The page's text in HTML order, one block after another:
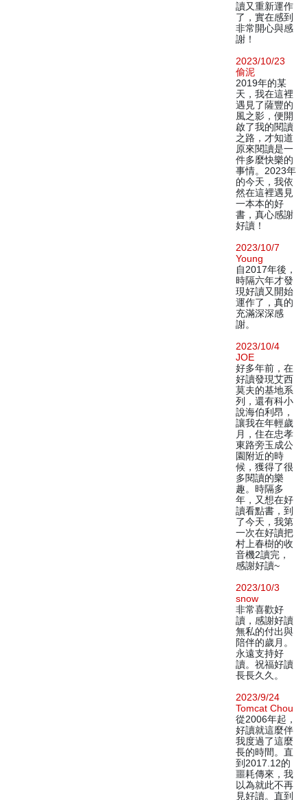
讀又重新運作
了，實在感到
非常開心與感
謝！
2023/10/23
偷泥
2019年的某
天，我在這裡
遇見了薩豐的
風之影，便開
啟了我的閱讀
之路，才知道
原來閱讀是一
件多麼快樂的
事情。2023年
的今天，我依
然在這裡遇見
一本本的好
書，真心感謝
好讀！
2023/10/7
Young
自2017年後，
時隔六年才發
現好讀又開始
運作了，真的
充滿深深感
謝。
2023/10/4
JOE
好多年前，在
好讀發現艾西
莫夫的基地系
列，還有科小
說海伯利昂，
讓我在年輕歲
月，住在忠孝
東路旁玉成公
園附近的時
候，獲得了很
多閱讀的樂
趣。時隔多
年，又想在好
讀看點書，到
了今天，我第
一次在好讀把
村上春樹的收
音機2讀完，
感謝好讀~
2023/10/3
snow
非常喜歡好
讀，感謝好讀
無私的付出與
陪伴的歲月。
永遠支持好
讀。祝福好讀
長長久久。
2023/9/24
Tomcat Chou
從2006年起，
好讀就這麼伴
我度過了這麼
長的時間。直
到2017.12的
噩耗傳來，我
以為就此不再
見好讀。直到